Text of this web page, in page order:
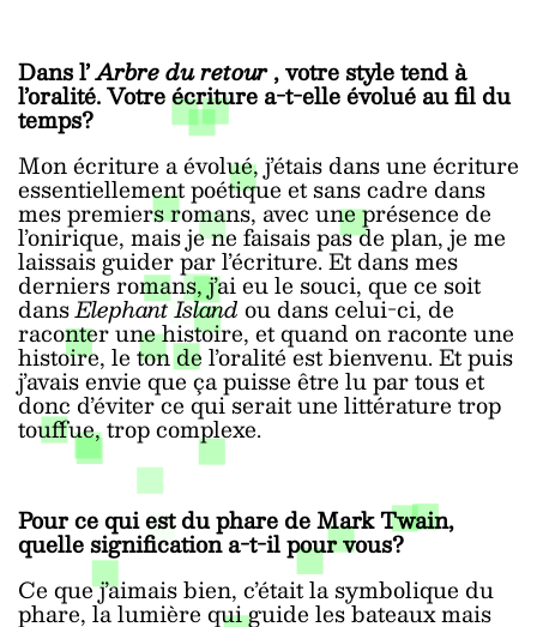
Dans l’Arbre du retour, votre style tend à
l’oralité. Votre écriture a-t-elle évolué au fil du
temps?
Mon écriture a évolué, j’étais dans une écriture
essentiellement poétique et sans cadre dans
mes premiers romans, avec une présence de
l’onirique, mais je ne faisais pas de plan, je me
laissais guider par l’écriture. Et dans mes
derniers romans, j’ai eu le souci, que ce soit
dansElephant Islandou dans celui-ci, de
raconter une histoire, et quand on raconte une
histoire, le ton de l’oralité est bienvenu. Et puis
j’avais envie que ça puisse être lu par tous et
donc d’éviter ce qui serait une littérature trop
touffue, trop complexe.
Pour ce qui est du phare de Mark Twain,
quelle signification a-t-il pour vous?
Ce que j’aimais bien, c’était la symbolique du
phare, la lumière qui guide les bateaux mais